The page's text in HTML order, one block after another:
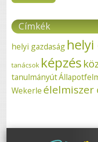
Címkék
helyi gazdaság
tanácsok képzés
tanulmányút
Wekerle élelmiszer